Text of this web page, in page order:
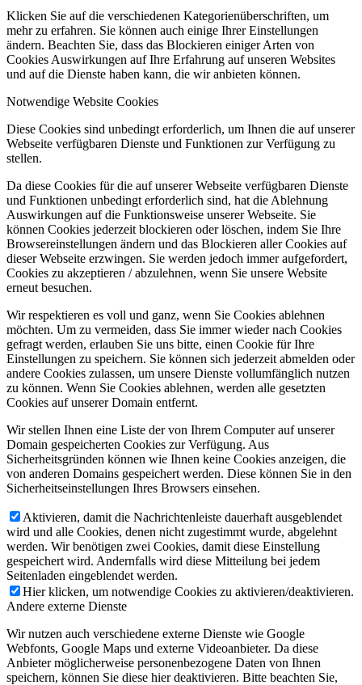
Klicken Sie auf die verschiedenen Kategorienüberschriften, um
mehr zu erfahren. Sie können auch einige Ihrer Einstellungen
ändern. Beachten Sie, dass das Blockieren einiger Arten von
Cookies Auswirkungen auf Ihre Erfahrung auf unseren Websites
und auf die Dienste haben kann, die wir anbieten können.
Notwendige Website Cookies
Diese Cookies sind unbedingt erforderlich, um Ihnen die auf unserer
Webseite verfügbaren Dienste und Funktionen zur Verfügung zu
stellen.
Da diese Cookies für die auf unserer Webseite verfügbaren Dienste
und Funktionen unbedingt erforderlich sind, hat die Ablehnung
Auswirkungen auf die Funktionsweise unserer Webseite. Sie
können Cookies jederzeit blockieren oder löschen, indem Sie Ihre
Browsereinstellungen ändern und das Blockieren aller Cookies auf
dieser Webseite erzwingen. Sie werden jedoch immer aufgefordert,
Cookies zu akzeptieren / abzulehnen, wenn Sie unsere Website
erneut besuchen.
Wir respektieren es voll und ganz, wenn Sie Cookies ablehnen
möchten. Um zu vermeiden, dass Sie immer wieder nach Cookies
gefragt werden, erlauben Sie uns bitte, einen Cookie für Ihre
Einstellungen zu speichern. Sie können sich jederzeit abmelden oder
andere Cookies zulassen, um unsere Dienste vollumfänglich nutzen
zu können. Wenn Sie Cookies ablehnen, werden alle gesetzten
Cookies auf unserer Domain entfernt.
Wir stellen Ihnen eine Liste der von Ihrem Computer auf unserer
Domain gespeicherten Cookies zur Verfügung. Aus
Sicherheitsgründen können wie Ihnen keine Cookies anzeigen, die
von anderen Domains gespeichert werden. Diese können Sie in den
Sicherheitseinstellungen Ihres Browsers einsehen.
Aktivieren, damit die Nachrichtenleiste dauerhaft ausgeblendet
wird und alle Cookies, denen nicht zugestimmt wurde, abgelehnt
werden. Wir benötigen zwei Cookies, damit diese Einstellung
gespeichert wird. Andernfalls wird diese Mitteilung bei jedem
Seitenladen eingeblendet werden.
Hier klicken, um notwendige Cookies zu aktivieren/deaktivieren.
Andere externe Dienste
Wir nutzen auch verschiedene externe Dienste wie Google
Webfonts, Google Maps und externe Videoanbieter. Da diese
Anbieter möglicherweise personenbezogene Daten von Ihnen
speichern, können Sie diese hier deaktivieren. Bitte beachten Sie,